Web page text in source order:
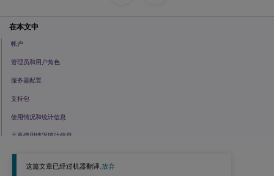
这篇文章已经过机器翻译.放弃
在本文中
帐户
管理员和用户角色
服务器配置
支持包
使用情况和统计信息
共享使用情况统计信息
上传信息
历史使用情况